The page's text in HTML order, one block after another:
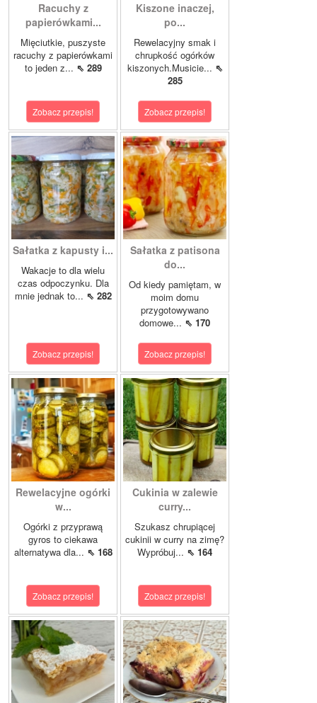
Racuchy z
papierówkami...
Mięciutkie, puszyste
racuchy z papierówkami
to jeden z... ⇖ 289
Zobacz przepis!
Kiszone inaczej,
po...
Rewelacyjny smak i
chrupkość ogórków
kiszonych.Musicie... ⇖
285
Zobacz przepis!
Sałatka z kapusty i...
Wakacje to dla wielu
czas odpoczynku. Dla
mnie jednak to... ⇖ 282
Zobacz przepis!
Sałatka z patisona
do...
Od kiedy pamiętam, w
moim domu
przygotowywano
domowe... ⇖ 170
Zobacz przepis!
Rewelacyjne ogórki
w...
Ogórki z przyprawą
gyros to ciekawa
alternatywa dla... ⇖ 168
Zobacz przepis!
Cukinia w zalewie
curry...
Szukasz chrupiącej
cukinii w curry na zimę?
Wypróbuj... ⇖ 164
Zobacz przepis!